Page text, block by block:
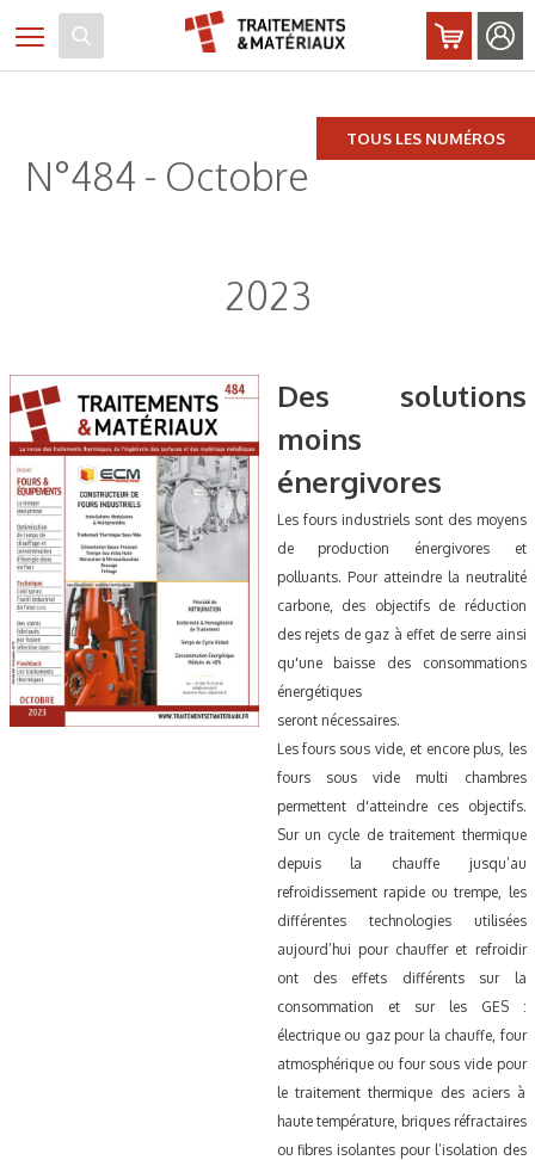
Toggle navigation
TOUS LES NUMÉROS
N°484 - Octobre
2023
Des solutions
moins
énergivores
Les fours industriels sont des moyens
de production énergivores et
polluants. Pour atteindre la neutralité
carbone, des objectifs de réduction
des rejets de gaz à effet de serre ainsi
qu'une baisse des consommations
énergétiques
seront nécessaires.
Les fours sous vide, et encore plus, les
fours sous vide multi chambres
permettent d'atteindre ces objectifs.
Sur un cycle de traitement thermique
depuis la chauffe jusqu’au
refroidissement rapide ou trempe, les
différentes technologies utilisées
aujourd’hui pour chauffer et refroidir
ont des effets différents sur la
consommation et sur les GES :
électrique ou gaz pour la chauffe, four
atmosphérique ou four sous vide pour
le traitement thermique des aciers à
haute température, briques réfractaires
ou fibres isolantes pour l’isolation des
Panneau de gestion des cookies